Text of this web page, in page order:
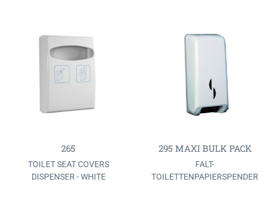
265
TOILET SEAT COVERS
DISPENSER - WHITE
295 MAXI BULK PACK
FALT-
TOILETTENPAPIERSPENDER